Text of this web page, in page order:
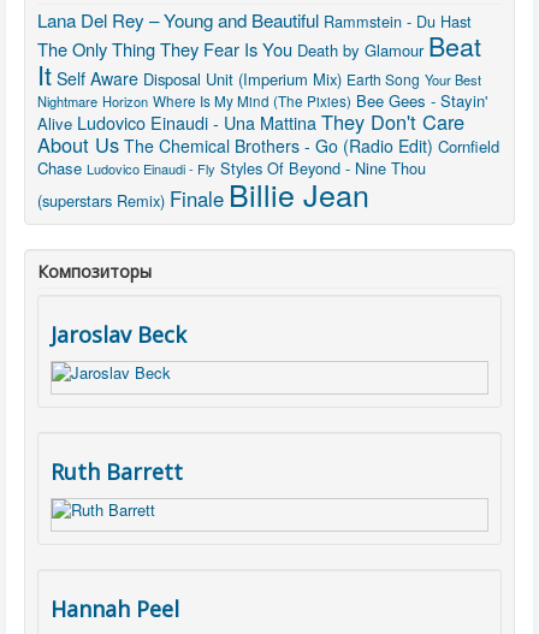
Lana Del Rey – Young and Beautiful Rammstein - Du Hast
The Only Thing They Fear Is You Death by Glamour Beat
It Self Aware Disposal Unit (Imperium Mix) Earth Song Your Best
Nightmare Horizon Where Is My Mind (The Pixies) Bee Gees - Stayin'
Alive Ludovico Einaudi - Una MattinaThey Don't Care
About Us The Chemical Brothers - Go (Radio Edit) Cornfield
Chase Ludovico Einaudi - Fly Styles Of Beyond - Nine Thou
(superstars Remix) Finale Billie Jean
Композиторы
Jaroslav Beck
Ruth Barrett
Hannah Peel